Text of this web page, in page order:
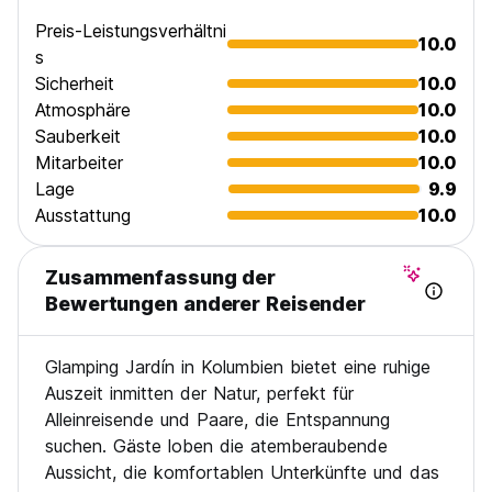
Preis-Leistungsverhältni
s
10.0
Sicherheit
10.0
Atmosphäre
10.0
Sauberkeit
10.0
Mitarbeiter
10.0
Lage
9.9
Ausstattung
10.0
Zusammenfassung der
Bewertungen anderer Reisender
Glamping Jardín in Kolumbien bietet eine ruhige
Auszeit inmitten der Natur, perfekt für
Alleinreisende und Paare, die Entspannung
suchen. Gäste loben die atemberaubende
Aussicht, die komfortablen Unterkünfte und das